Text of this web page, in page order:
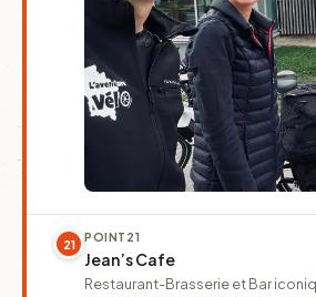
21 POINT 21
Jean’s Cafe
Restaurant-Brasserie et Bar